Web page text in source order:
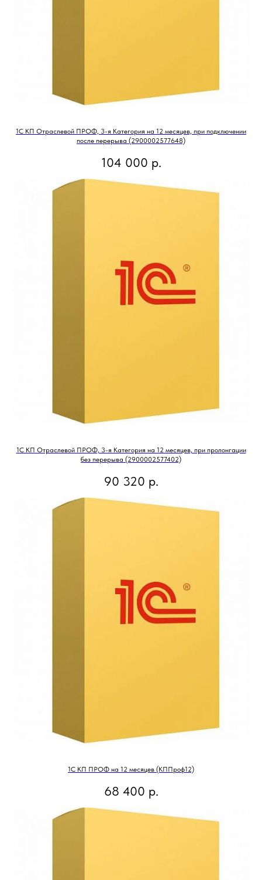
1С КП Отраслевой ПРОФ, 3-я Категория на 12 месяцев, при подключении
после перерыва (2900002577648)
104 000 р.
1С КП Отраслевой ПРОФ, 3-я Категория на 12 месяцев, при пролонгации
без перерыва (2900002577402)
90 320 р.
1С КП ПРОФ на 12 месяцев (КППроф12)
68 400 р.